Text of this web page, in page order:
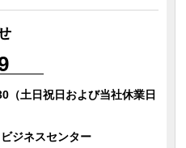
（土日祝日および当社休業日
ジネスセンター